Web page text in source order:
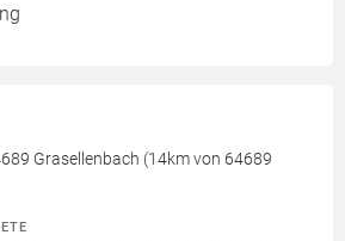
Grasellenbach (14km von 64689